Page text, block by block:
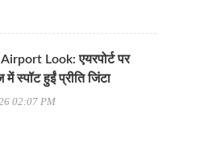
Look: एयरपोर्ट पर
स्पॉट हुईं प्रीति जिंटा
02:07 PM